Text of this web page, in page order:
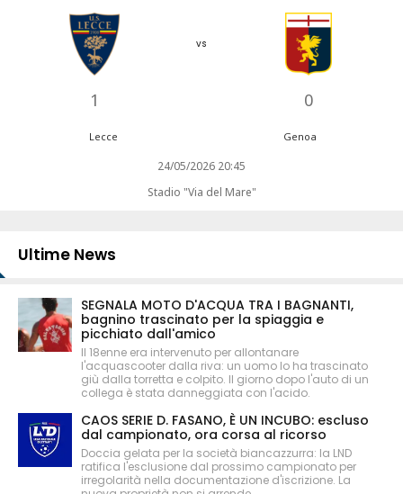
1
vs
0
Lecce Genoa
24/05/2026 20:45
Stadio "Via del Mare"
Ultime News
SEGNALA MOTO D'ACQUA TRA I BAGNANTI,
bagnino trascinato per la spiaggia e
picchiato dall'amico
Il 18enne era intervenuto per allontanare
l'acquascooter dalla riva: un uomo lo ha trascinato
giù dalla torretta e colpito. Il giorno dopo l'auto di un
collega è stata danneggiata con l'acido.
CAOS SERIE D. FASANO, È UN INCUBO: escluso
dal campionato, ora corsa al ricorso
Doccia gelata per la società biancazzurra: la LND
ratifica l'esclusione dal prossimo campionato per
irregolarità nella documentazione d'iscrizione. La